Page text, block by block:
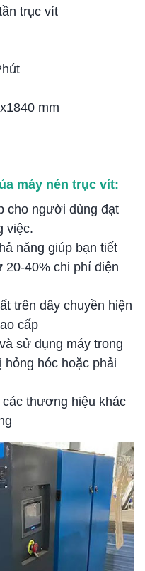
trục vít
mm
máy nén trục vít:
cho người dùng đạt
việc.
năng giúp bạn tiết
40% chi phí điện
trên dây chuyền hiện
cấp
sử dụng máy trong
hóc hoặc phải
thương hiệu khác